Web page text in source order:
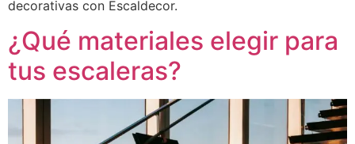
decorativas con Escaldecor.
¿Qué materiales elegir para
tus escaleras?